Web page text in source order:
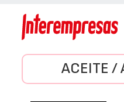
ACEITE /